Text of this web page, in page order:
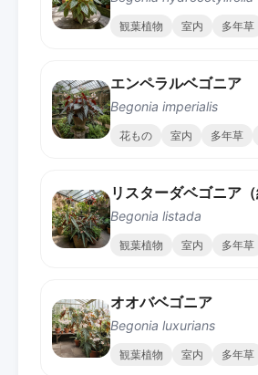
観葉植物 室内 多年草
エンペラルベゴニア
Begonia imperialis
花もの 室内 多年草
リスターダベゴニア
Begonia listada
観葉植物 室内 多年草
オオバベゴニア
Begonia luxurians
観葉植物 室内 多年草